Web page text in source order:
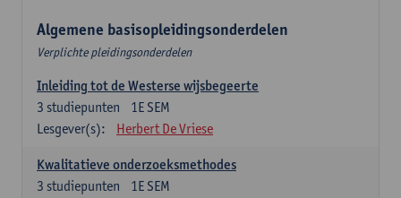
Algemene basisopleidingsonderdelen
Verplichte pleidingsonderdelen
Inleiding tot de Westerse wijsbegeerte
1E SEM
3 studiepunten
Lesgever(s):
Herbert De Vriese
Kwalitatieve onderzoeksmethodes
1E SEM
3 studiepunten